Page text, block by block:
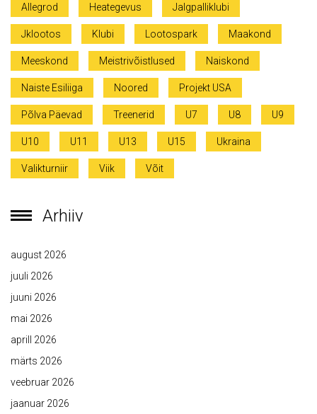
Allegrod Heategevus Jalgpalliklubi
Jklootos Klubi Lootospark Maakond
Meeskond Meistrivõistlused Naiskond
Naiste Esiliiga Noored Projekt USA
Põlva Päevad Treenerid U7 U8 U9
U10 U11 U13 U15 Ukraina
Valikturniir Viik Võit
Arhiiv
august 2026
juuli 2026
juuni 2026
mai 2026
aprill 2026
märts 2026
veebruar 2026
jaanuar 2026